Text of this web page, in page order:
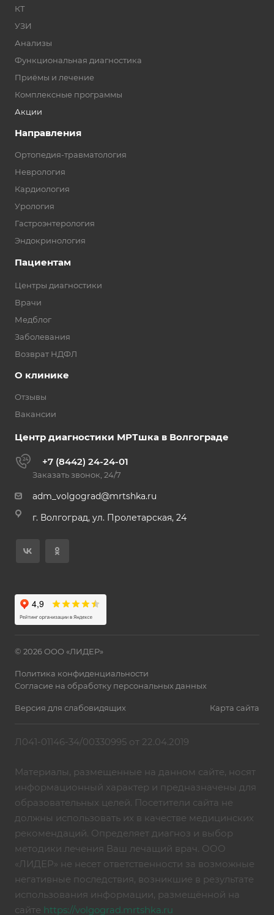
КТ
УЗИ
Анализы
Функциональная диагностика
Приёмы и лечение
Комплексные программы
Акции
Направления
Ортопедия-травматология
Неврология
Кардиология
Урология
Гастроэнтерология
Эндокринология
Пациентам
Центры диагностики
Врачи
Медблог
Заболевания
Возврат НДФЛ
О клинике
Отзывы
Вакансии
Центр диагностики МРТшка в Волгограде
+7 (8442) 24-24-01
Заказать звонок, 24/7
adm_volgograd@mrtshka.ru
г. Волгоград, ул. Пролетарская, 24
© 2026 ООО «ЛИДЕР»
Политика конфиденциальности
Согласие на обработку персональных данных
Версия для слабовидящих Карта сайта
Л041-01146-34/00330995 от 22.04.2019
Материалы, размещенные на данном сайте, носят
информационный характер и предназначены для
образовательных целей. Посетители сайта не
должны использовать их в качестве медицинских
рекомендаций. Определяет диагноз и выбор
методики лечения Ваш лечащий врач. ООО
«ЛИДЕР» не несет ответственности за возможные
негативные последствия, возникшие в результате
использования информации, размещённой на
сайте https://volgograd.mrtshka.ru